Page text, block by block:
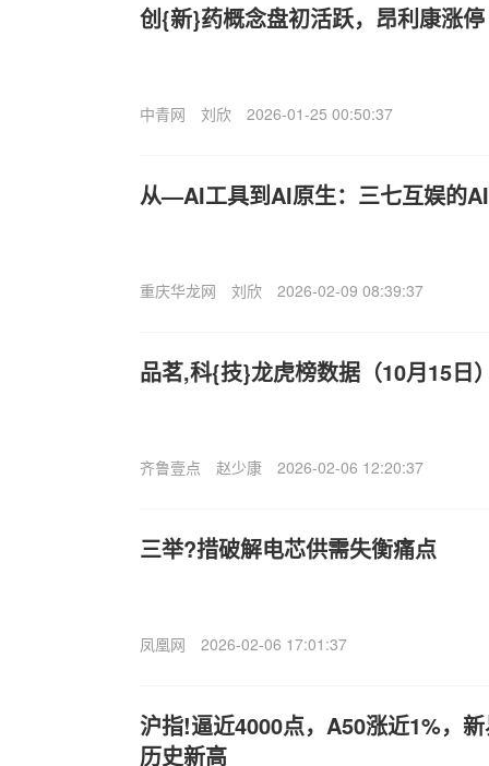
创{新}药概念盘初活跃，昂利康涨停
中青网 刘欣 2026-01-25 00:50:37
从—AI工具到AI原生：三七互娱的
重庆华龙网 刘欣 2026-02-09 08:39:37
品茗,科{技}龙虎榜数据（10月15日
齐鲁壹点 赵少康 2026-02-06 12:20:37
三举?措破解电芯供需失衡痛点
凤凰网 2026-02-06 17:01:37
沪指!逼近4000点，A50涨近1%，
历史新高